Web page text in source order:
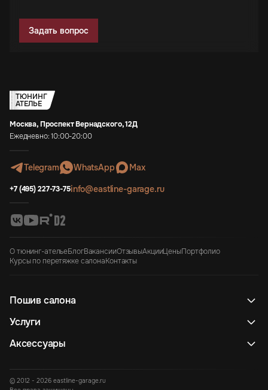
Задать вопрос
ТЮНИНГ
АТЕЛЬЕ
Москва, Проспект Вернадского, 12Д
Ежедневно: 10:00-20:00
Telegram WhatsApp Max
+7 (495) 227-73-75info@eastline-garage.ru
О тюнинг-ательеБлогВакансииОтзывыАкцииЦеныПортфолио
Курсы по перетяжке салонаКонтакты
Пошив салона
Услуги
Аксессуары
© 2012 - 2026 eastline-garage.ru